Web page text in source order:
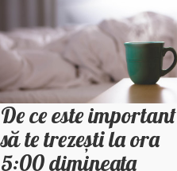
De ce este important
să te trezești la ora
5:00 dimineața